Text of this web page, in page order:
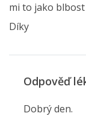
mi to jako blbost
Díky
Odpověď
Dobrý den.